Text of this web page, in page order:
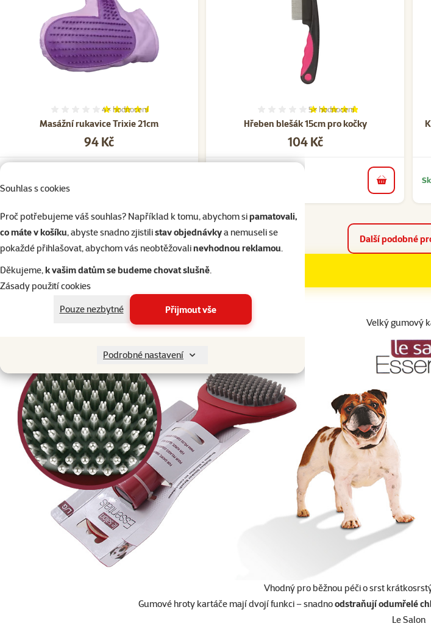
Souhlas s cookies
Proč potřebujeme váš souhlas? Například k tomu, abychom sipamatovali,
co máte v košíku, abyste snadno zjistilistav objednávkya nemuseli se
pokaždé přihlašovat, abychom vás neobtěžovalinevhodnou reklamou.
Děkujeme,k vašim datům se budeme chovat slušně.
Zásady použití cookies
Pouze nezbytné
Přijmout vše
Podrobné nastavení
Masážní rukavice Trixie 21cm
Hodnocení 90%, počet hodnocení: 4
4× hodnocení
Cena
94 Kč
Hřeben blešák 15cm pro kočky
Hodnocení 96%, počet
5× hodnocení
Cena
104 Kč
do košíku
Další podobné
Kartáč LE SALON Essentials
gumový velký
Velký gumový
Vhodný pro běžnou péči o srst
Gumové hroty kartáče mají dvojí funkci – snadnoodstraňují odumřelé
Le Salon